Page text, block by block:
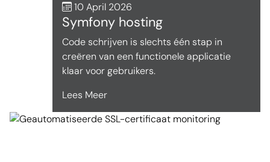
10 April 2026
Symfony hosting
Code schrijven is slechts één stap in
creëren van een functionele applicatie
klaar voor gebruikers.
Lees Meer